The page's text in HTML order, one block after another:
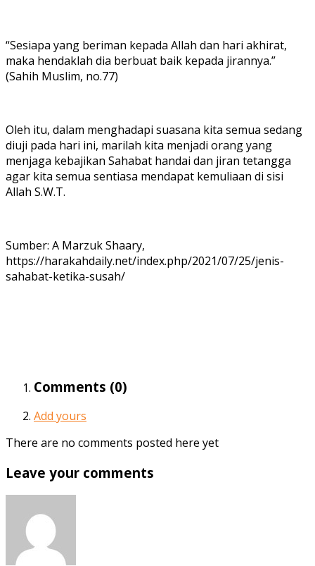
“Sesiapa yang beriman kepada Allah dan hari akhirat,
maka hendaklah dia berbuat baik kepada jirannya.”
(Sahih Muslim, no.77)
Oleh itu, dalam menghadapi suasana kita semua sedang
diuji pada hari ini, marilah kita menjadi orang yang
menjaga kebajikan Sahabat handai dan jiran tetangga
agar kita semua sentiasa mendapat kemuliaan di sisi
Allah S.W.T.
Sumber: A Marzuk Shaary,
https://harakahdaily.net/index.php/2021/07/25/jenis-
sahabat-ketika-susah/
Comments (0)
Add yours
There are no comments posted here yet
Leave your comments